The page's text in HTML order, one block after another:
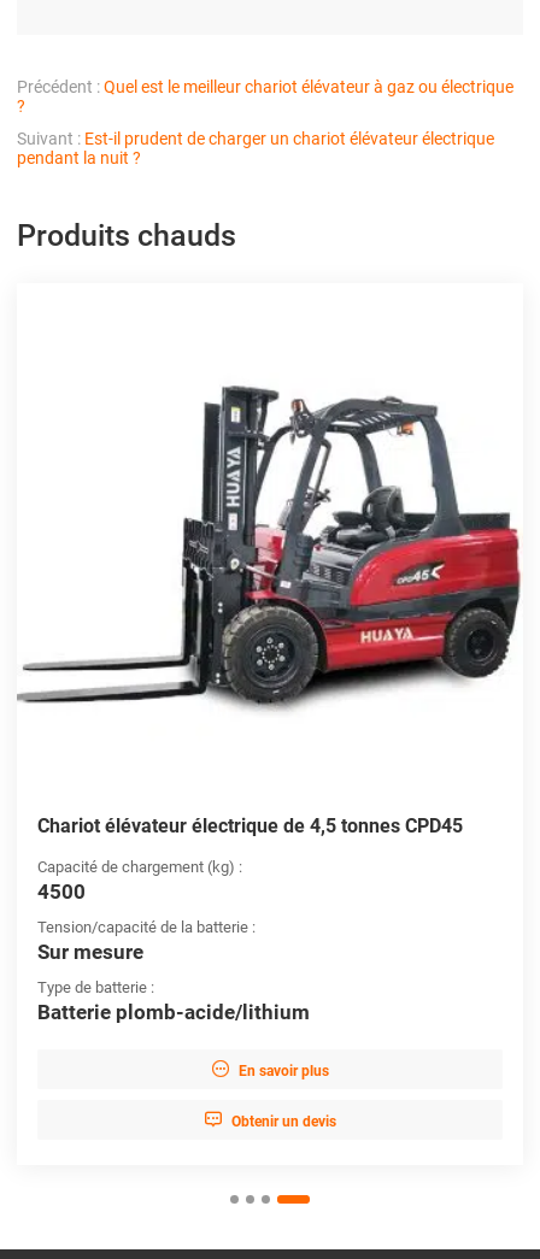
Précédent :Quel est le meilleur chariot élévateur à gaz ou électrique
?
Suivant : Est-il prudent de charger un chariot élévateur électrique
pendant la nuit ?
Produits chauds
Chariot élévateur électrique de 4,5 tonnes CPD45
Capacité de chargement (kg) :
4500
Tension/capacité de la batterie :
Sur mesure
Type de batterie :
Batterie plomb-acide/lithium
 En savoir plus
 Obtenir un devis